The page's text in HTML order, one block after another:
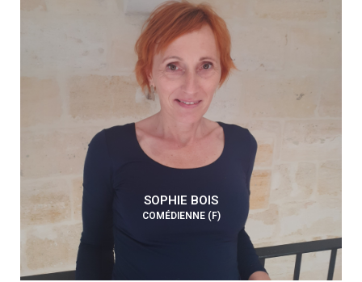
SOPHIE BOIS
COMÉDIENNE (F)